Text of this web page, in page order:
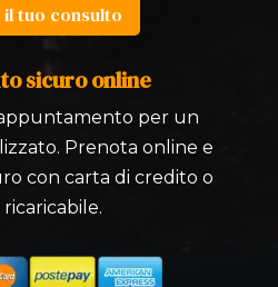
il tuo consulto
sicuro online
per un
Prenota online e
con carta di credito o